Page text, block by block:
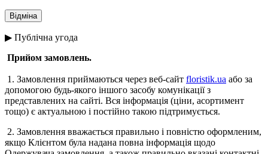
▶ Публічна угода
Прийом замовлень.
1. Замовлення приймаються через веб-сайт floristik.ua або за
допомогою будь-якого іншого засобу комунікації з
представлених на сайті. Вся інформація (ціни, асортимент
тощо) є актуальною і постійно такою підтримується.
2. Замовлення вважається правильно і повністю оформленим,
якщо Клієнтом була надана повна інформація щодо